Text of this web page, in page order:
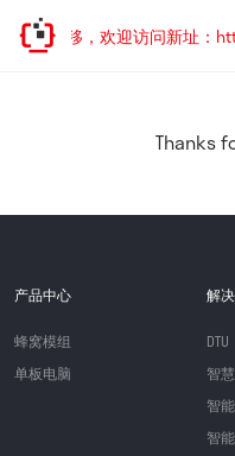
址已迁移，欢迎访问新址：
Thanks
产品中心
蜂窝模组
单板电脑
解
DTU
智
智
智